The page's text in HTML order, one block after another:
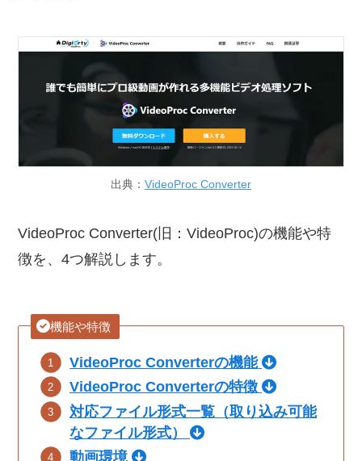
出典： VideoProc Converter
VideoProc Converter(旧：VideoProc)の機能や特
徴を、4つ解説します。
機能や特徴
VideoProc Converterの機能
VideoProc Converterの特徴
対応ファイル形式一覧（取り込み可能
なファイル形式）
動画環境